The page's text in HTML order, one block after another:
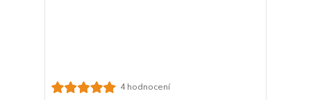
4 hodnocení